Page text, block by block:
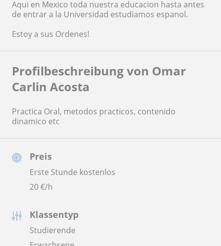
Preis
Erste Stunde kostenlos
20€/h
Klassentyp
Studierende
Aqui en Mexico toda nuestra educacion hasta antes
de entrar a la Universidad estudiamos espanol.
Estoy a sus Ordenes!
Profilbeschreibung von Omar
Carlin Acosta
Practica Oral, metodos practicos, contenido
dinamico etc